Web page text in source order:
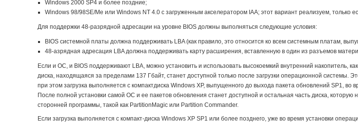
Windows 2000 SP4 и более поздние;
Windows 98/98SE/Me или Windows NT 4.0 с загруженным акселератором IAA; этот вариант реализуем, только
Для поддержки 48-разрядной адресации на уровне BIOS должны выполняться следующие условия:
BIOS системной платы должна поддерживать LBA (как правило, это относится ко всем системным платам,
48-азрядная адресация LBA должна поддерживать карту расширения, вставленную в один из разъемов
Если и ОС, и BIOS поддерживают LBA, можно установить и использовать высокоемкий внутренний накопитель,
диска, находящаяся за пределами 137 Гбайт, станет доступной только после загрузки операционной системы.
при этом загрузка выполняется с компактдиска Windows XP, выпущенного до выхода пакета обновлений SP1,
После полной установки самой ОС и ее пакетов обновления станет доступной и остальная часть диска,
сторонней программы, такой как PartitionMagic или Partition Commander.
Если загрузка выполняется с компакт-диска Windows XP SP1 или более позднего, уже во время установки